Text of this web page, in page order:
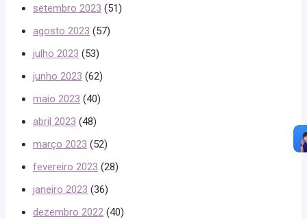
setembro 2023 (51)
agosto 2023 (57)
julho 2023 (53)
junho 2023 (62)
maio 2023 (40)
abril 2023 (48)
março 2023 (52)
fevereiro 2023 (28)
janeiro 2023 (36)
dezembro 2022 (40)